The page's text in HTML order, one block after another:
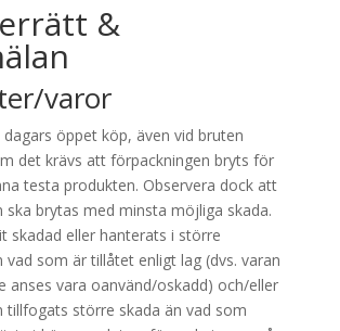
&
varor
öppet köp, även vid bruten
det krävs att förpackningen bryts för
testa produkten. Observera dock att
ska brytas med minsta möjliga skada.
skadad eller hanterats i större
som är tillåtet enligt lag (dvs. varan
anses vara oanvänd/oskadd) och/eller
tillfogats större skada än vad som